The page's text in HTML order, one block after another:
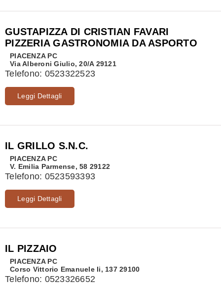
GUSTAPIZZA DI CRISTIAN FAVARI
PIZZERIA GASTRONOMIA DA ASPORTO
PIACENZA PC
Via Alberoni Giulio, 20/A 29121
Telefono: 0523322523
Leggi Dettagli
IL GRILLO S.N.C.
PIACENZA PC
V. Emilia Parmense, 58 29122
Telefono: 0523593393
Leggi Dettagli
IL PIZZAIO
PIACENZA PC
Corso Vittorio Emanuele Ii, 137 29100
Telefono: 0523326652